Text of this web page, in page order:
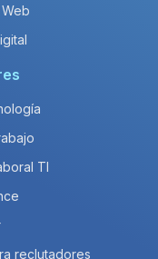
TI
reclutadores